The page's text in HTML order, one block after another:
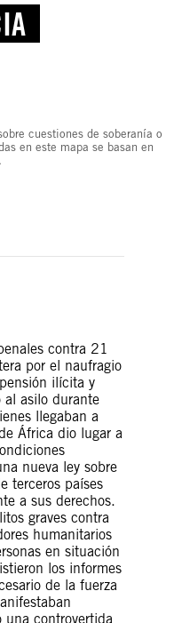
cuestiones de soberanía o
en este mapa se basan en
contra 21
por el naufragio
ilícita y
al asilo durante
llegaban a
África dio lugar a
nueva ley sobre
terceros países
a sus derechos.
graves contra
humanitarios
en situación
los informes
de la fuerza
controvertida